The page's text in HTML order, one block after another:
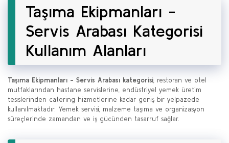
Taşıma Ekipmanları -
Servis Arabası Kategorisi
Kullanım Alanları
Taşıma Ekipmanları - Servis Arabası kategorisi, restoran ve otel
mutfaklarından hastane servislerine, endüstriyel yemek üretim
tesislerinden catering hizmetlerine kadar geniş bir yelpazede
kullanılmaktadır. Yemek servisi, malzeme taşıma ve organizasyon
süreçlerinde zamandan ve iş gücünden tasarruf sağlar.